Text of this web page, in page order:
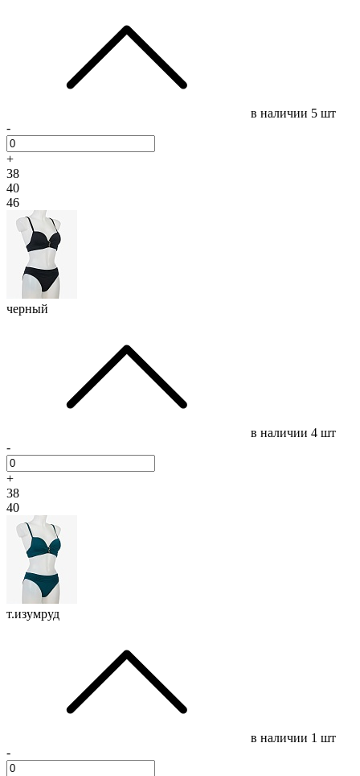
в наличии 5 шт
-
+
38
40
46
черный
в наличии 4 шт
-
+
38
40
т.изумруд
в наличии 1 шт
-